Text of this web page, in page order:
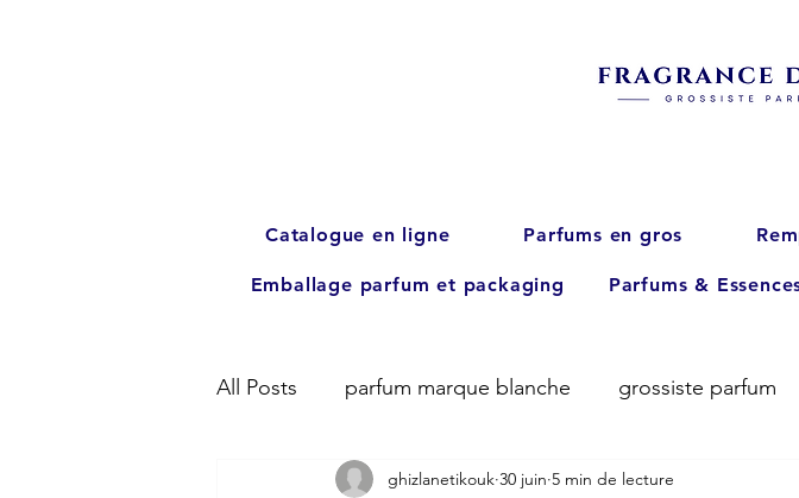
Catalogue en ligne Parfums en gros
Emballage parfum et packaging Parfums &
All Posts parfum marque blanche grossiste parfum
ghizlanetikouk 30 juin 5 min de lecture